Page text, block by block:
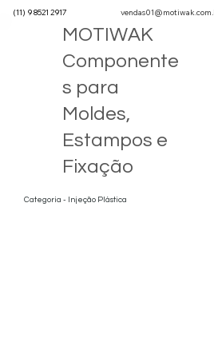
(11) 9 8521 2917
MOTIWAK
Componente
s para
Moldes,
Estampos e
Fixação
Categoria - Injeção Plástica